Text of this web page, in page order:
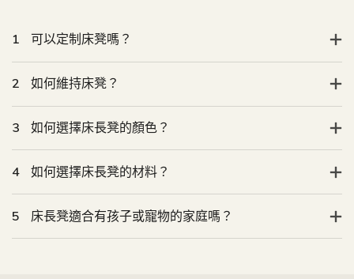
1 可以定制床凳嗎？
2 如何維持床凳？
3 如何選擇床長凳的顏色？
4 如何選擇床長凳的材料？
5 床長凳適合有孩子或寵物的家庭嗎？